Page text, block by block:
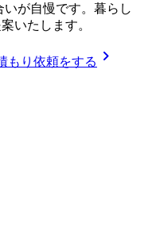
が自慢です。暮らし
いたします。
もり依頼をする chevron_right